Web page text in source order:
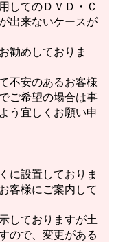
してのＤＶＤ・Ｃ
出来ないケースが
勧めしておりま
不安のあるお客様
ご希望の場合は事
う宜しくお願い申
に設置しておりま
客様にご案内して
しておりますが土
ので、変更がある